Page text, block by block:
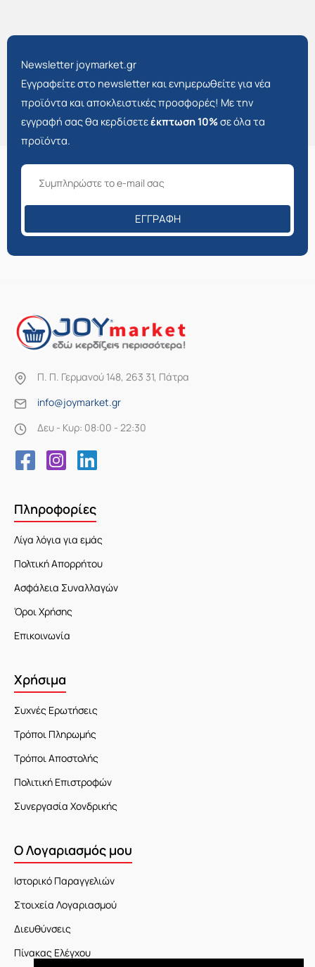
Newsletter joymarket.gr
Εγγραφείτε στο newsletter και ενημερωθείτε για νέα
προϊόντα και αποκλειστικές προσφορές! Με την
εγγραφή σας θα κερδίσετεέκπτωση 10%σε όλα τα
προϊόντα.
ΕΓΓΡΑΦΉ
Π. Π. Γερμανού 148, 263 31, Πάτρα
info@joymarket.gr
Δευ - Κυρ: 08:00 - 22:30
Πληροφορίες
Λίγα λόγια για εμάς
Πολτική Απορρήτου
Ασφάλεια Συναλλαγών
Όροι Χρήσης
Επικοινωνία
Χρήσιμα
Συχνές Ερωτήσεις
Τρόποι Πληρωμής
Τρόποι Αποστολής
Πολιτική Επιστροφών
Συνεργασία Χονδρικής
Ο Λογαριασμός μου
Ιστορικό Παραγγελιών
Στοιχεία Λογαριασμού
Διευθύνσεις
Πίνακας Ελέγχου